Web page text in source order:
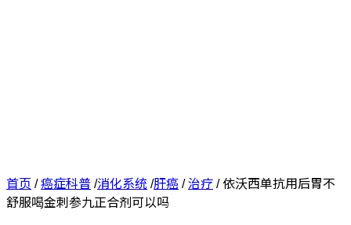
首页 /癌症科普/消化系统/肝癌/治疗/ 依沃西单抗用后胃不
舒服喝金刺参九正合剂可以吗